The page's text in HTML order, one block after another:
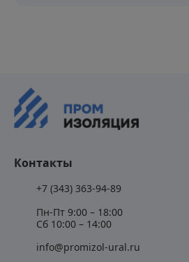
Контакты
+7 (343) 363-94-89
Пн-Пт 9:00 – 18:00
Сб 10:00 – 14:00
info@promizol-ural.ru